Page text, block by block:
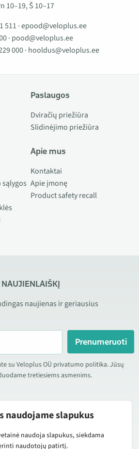
10–19, Š 10–17
511 ·epood@veloplus.ee
· pood@veloplus.ee
000· hooldus@veloplus.ee
Paslaugos
Dviračių priežiūra
Slidinėjimo priežiūra
Apie mus
Kontaktai
Apie įmonę
Product safety recall
naujienas ir geriausius
Prenumeruoti
su Veloplus OÜ privatumo politika. Jūsų
tretiesiems asmenims.
tinkluose
geras kainas, naujus produktus ir
produktų apžvalgas.
naudojame slapukus
naudoja slapukus, siekdama
naudotojų patirtį.